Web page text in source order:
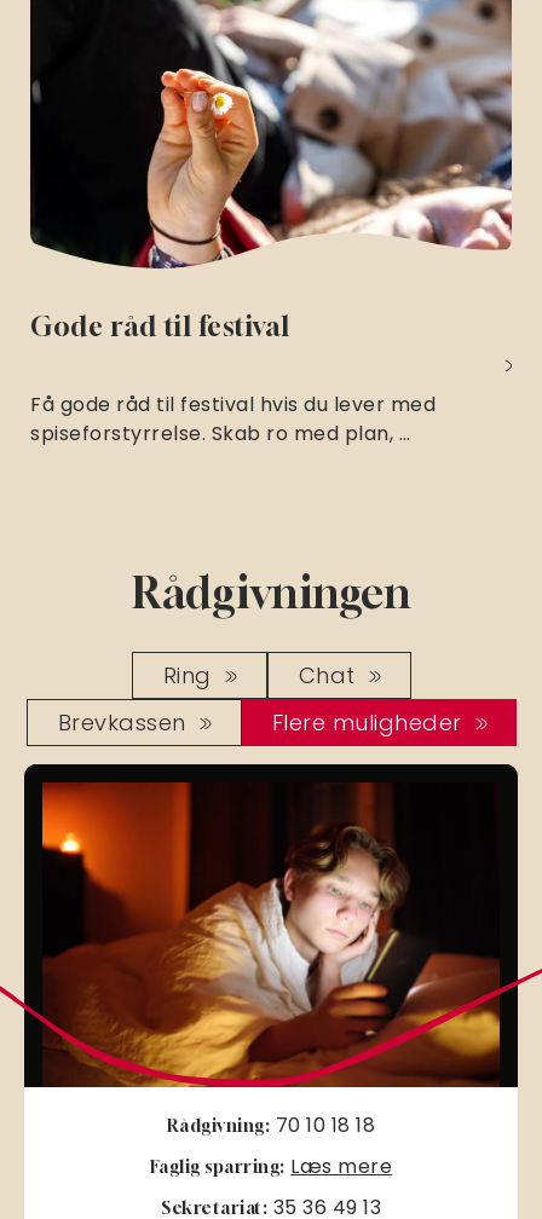
Gode råd til festival
Få gode råd til festival hvis du lever med
spiseforstyrrelse. Skab ro med plan, …
Rådgivningen
Ring
Chat
Brevkassen
Flere muligheder
Rådgivning: 70 10 18 18
Faglig sparring: Læs mere
Sekretariat: 35 36 49 13